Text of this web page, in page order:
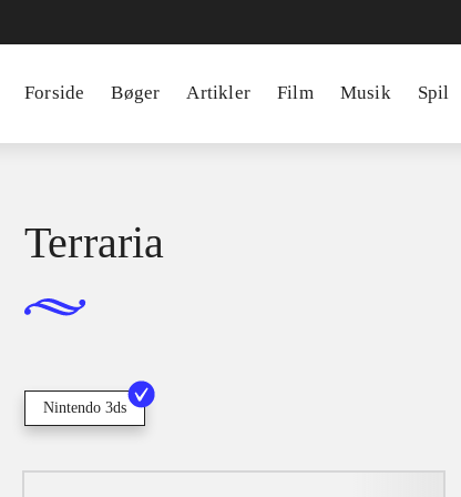
Forside Bøger Artikler Film Musik Spil
Terraria
Nintendo 3ds